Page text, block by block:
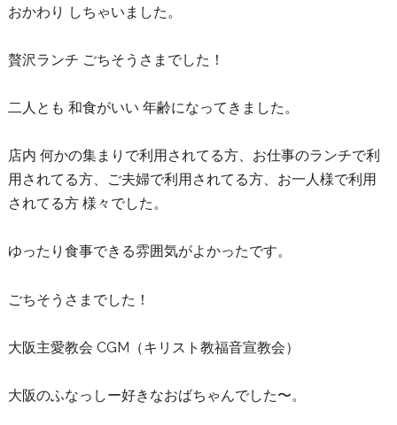
おかわり しちゃいました。
贅沢ランチ ごちそうさまでした！
二人とも 和食がいい 年齢になってきました。
店内 何かの集まりで利用されてる方、お仕事のランチで利
用されてる方、ご夫婦で利用されてる方、お一人様で利用
されてる方 様々でした。
ゆったり食事できる雰囲気がよかったです。
ごちそうさまでした！
大阪主愛教会 CGM（キリスト教福音宣教会）
大阪のふなっしー好きなおばちゃんでした〜。